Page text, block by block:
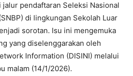
jalur pendaftaran Seleksi Nasional
di lingkungan Sekolah Luar
sorotan. Isu ini mengemuka
yang diselenggarakan oleh
Information (DISINI) melalui
malam (14/1/2026).